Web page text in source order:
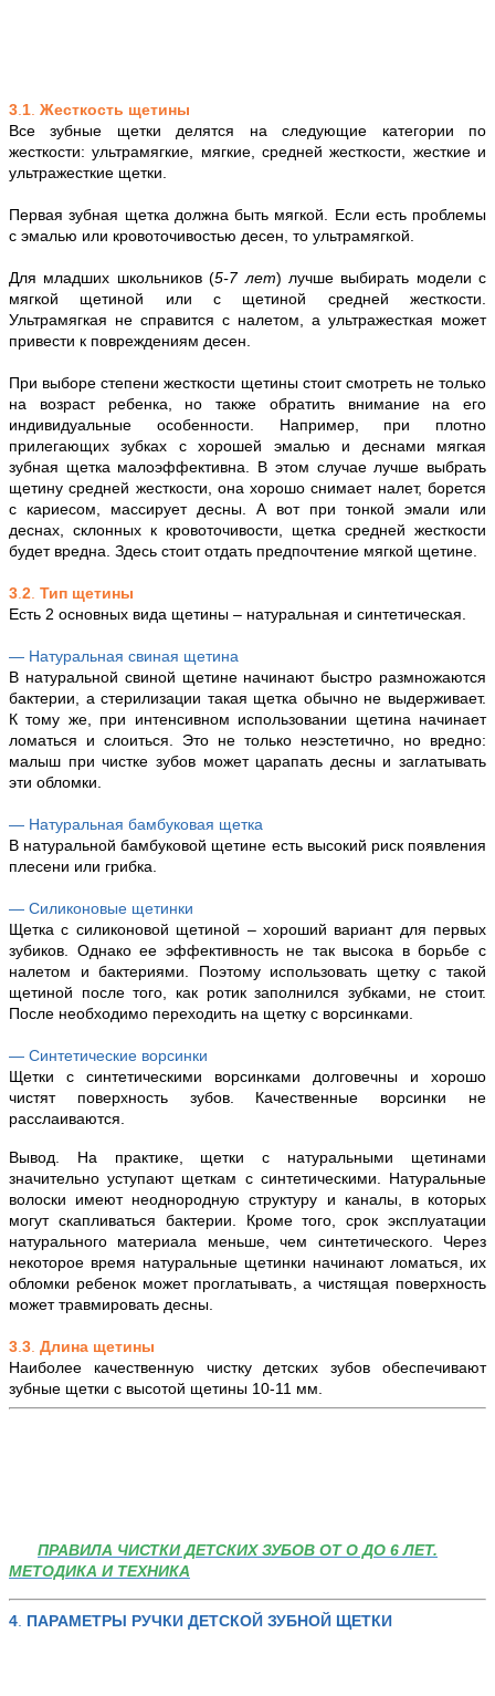
3 1 Жесткость щетины
Все зубные щетки делятся на следующие категории по
жесткости: ультрамягкие, мягкие, средней жесткости, жесткие и
ультражесткие щетки.
Первая зубная щетка должна быть мягкой. Если есть проблемы
с эмалью или кровоточивостью десен, то ультрамягкой.
Для младших школьников (5-7 лет) лучше выбирать модели с
мягкой щетиной или с щетиной средней жесткости.
Ультрамягкая не справится с налетом, а ультражесткая может
привести к повреждениям десен.
При выборе степени жесткости щетины стоит смотреть не только
на возраст ребенка, но также обратить внимание на его
индивидуальные особенности. Например, при плотно
прилегающих зубках с хорошей эмалью и деснами мягкая
зубная щетка малоэффективна. В этом случае лучше выбрать
щетину средней жесткости, она хорошо снимает налет, борется
с кариесом, массирует десны. А вот при тонкой эмали или
деснах, склонных к кровоточивости, щетка средней жесткости
будет вредна. Здесь стоит отдать предпочтение мягкой щетине.
3 2 Тип щетины
Есть 2 основных вида щетины – натуральная и синтетическая.
— Натуральная свиная щетина
В натуральной свиной щетине начинают быстро размножаются
бактерии, а стерилизации такая щетка обычно не выдерживает.
К тому же, при интенсивном использовании щетина начинает
ломаться и слоиться. Это не только неэстетично, но вредно:
малыш при чистке зубов может царапать десны и заглатывать
эти обломки.
— Натуральная бамбуковая щетка
В натуральной бамбуковой щетине есть высокий риск появления
плесени или грибка.
— Силиконовые щетинки
Щетка с силиконовой щетиной – хороший вариант для первых
зубиков. Однако ее эффективность не так высока в борьбе с
налетом и бактериями. Поэтому использовать щетку с такой
щетиной после того, как ротик заполнился зубками, не стоит.
После необходимо переходить на щетку с ворсинками.
— Синтетические ворсинки
Щетки с синтетическими ворсинками долговечны и хорошо
чистят поверхность зубов. Качественные ворсинки не
расслаиваются.
Вывод. На практике, щетки с натуральными щетинами
значительно уступают щеткам с синтетическими. Натуральные
волоски имеют неоднородную структуру и каналы, в которых
могут скапливаться бактерии. Кроме того, срок эксплуатации
натурального материала меньше, чем синтетического. Через
некоторое время натуральные щетинки начинают ломаться, их
обломки ребенок может проглатывать, а чистящая поверхность
может травмировать десны.
3 3 Длина щетины
Наиболее качественную чистку детских зубов обеспечивают
зубные щетки с высотой щетины 10-11 мм.
ПРАВИЛА ЧИСТКИ ДЕТСКИХ ЗУБОВ ОТ О ДО 6 ЛЕТ.
МЕТОДИКА И ТЕХНИКА
4. ПАРАМЕТРЫ РУЧКИ ДЕТСКОЙ ЗУБНОЙ ЩЕТКИ